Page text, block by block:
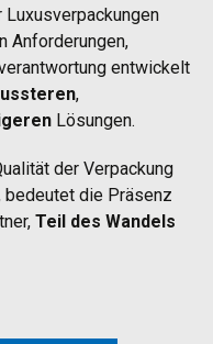
Anforderungen,
entwickelt
,
Lösungen.
der Verpackung
bedeutet die Präsenz
Teil des Wandels